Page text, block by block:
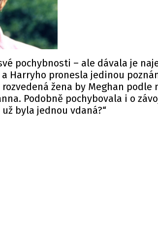
pochybnosti – ale dávala je
Harryho pronesla jedinou
rozvedená žena by Meghan
Podobně pochybovala i o
byla jednou vdaná?“